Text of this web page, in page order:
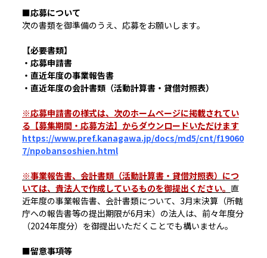
■応募について
次の書類を御準備のうえ、応募をお願いします。
【必要書類】
・応募申請書
・直近年度の事業報告書
・直近年度の会計書類（活動計算書・貸借対照表）
※応募申請書の様式は、次のホームページに掲載されてい
る【募集期間・応募方法】からダウンロードいただけます
https://www.pref.kanagawa.jp/docs/md5/cnt/f19060
7/npobansoshien.html
※事業報告書、会計書類（活動計算書・貸借対照表）につ
いては、貴法人で作成しているものを御提出ください。 直
近年度の事業報告書、会計書類について、3月末決算（所轄
庁への報告書等の提出期限が6月末）の法人は、前々年度分
（2024年度分）を御提出いただくことでも構いません。
■留意事項等